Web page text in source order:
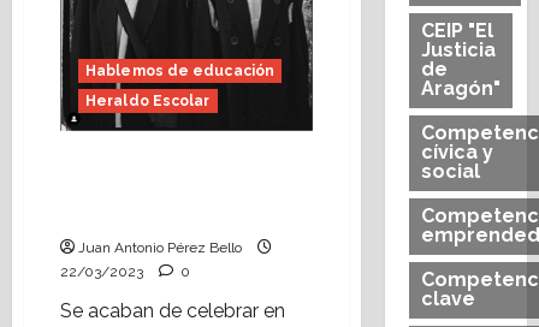
Hablemos de educación
Heraldo Escolar
Juan Antonio Pérez Bello
22/03/2023
0
Se acaban de celebrar en
CEIP "El
Justicia
de
Aragón"
cívica y
social
clave